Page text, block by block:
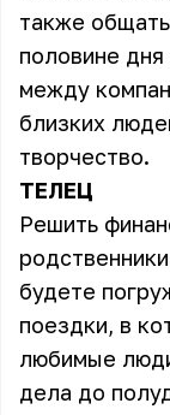
также
половине
между
близких
творчество.
ТЕЛЕЦ
Решить
будете
поездки, в
любимые
дела до